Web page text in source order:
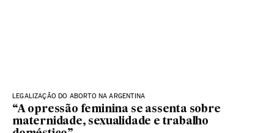
LEGALIZAÇÃO DO ABORTO NA ARGENTINA
“A opressão feminina se assenta sobre
maternidade, sexualidade e trabalho